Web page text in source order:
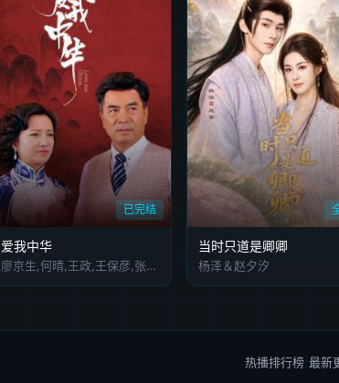
已完结
爱我中华
廖京生,何晴,王政,王保彦,张恩宁
当时只道是卿卿
杨泽＆赵夕汐
热播排行榜| 最新